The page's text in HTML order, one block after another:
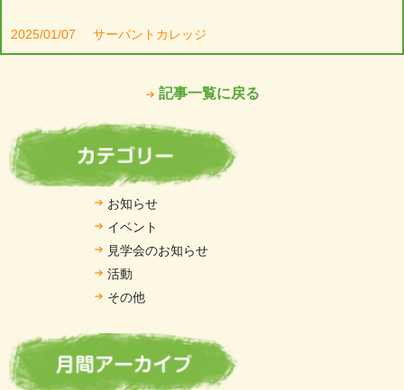
2025/01/07 サーバントカレッジ
記事一覧に戻る
お知らせ
イベント
見学会のお知らせ
活動
その他